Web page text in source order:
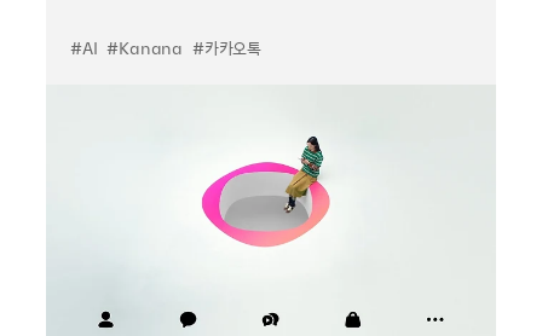
#AI #Kanana #카카오톡